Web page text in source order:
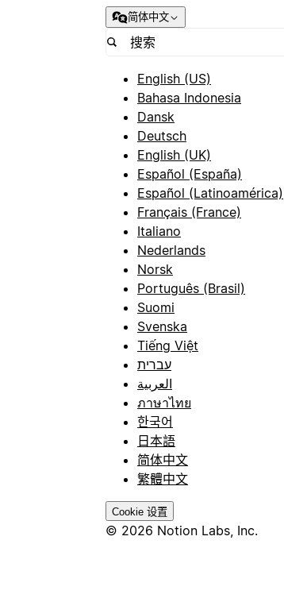
简体中文
English (US)
Bahasa Indonesia
Dansk
Deutsch
English (UK)
Español (España)
Español (Latinoamérica)
Français (France)
Italiano
Nederlands
Norsk
Português (Brasil)
Suomi
Svenska
Tiếng Việt
עברית
العربية
ภาษาไทย
한국어
日本語
简体中文
繁體中文
Cookie 设置
© 2026 Notion Labs, Inc.